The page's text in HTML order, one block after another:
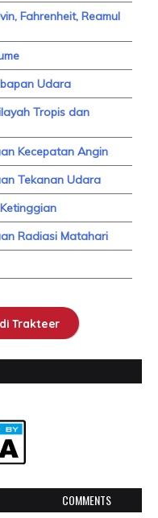
Fahrenheit, Reamul
Udara
Tropis dan
Kecepatan Angin
Tekanan Udara
Radiasi Matahari
Trakteer
COMMENTS